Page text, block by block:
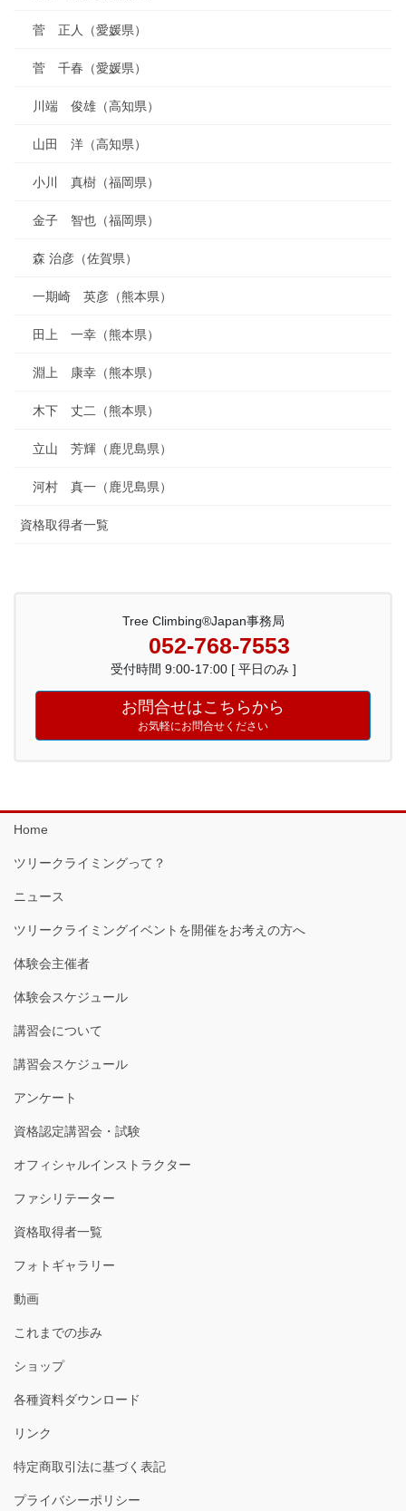
菅 正人（愛媛県）
菅 千春（愛媛県）
川端 俊雄（高知県）
山田 洋（高知県）
小川 真樹（福岡県）
金子 智也（福岡県）
森 治彦（佐賀県）
一期崎 英彦（熊本県）
田上 一幸（熊本県）
淵上 康幸（熊本県）
木下 丈二（熊本県）
立山 芳輝（鹿児島県）
河村 真一（鹿児島県）
資格取得者一覧
Tree Climbing®Japan事務局
052-768-7553
受付時間 9:00-17:00 [ 平日のみ ]
お問合せはこちらから
お気軽にお問合せください
Home
ツリークライミングって？
ニュース
ツリークライミングイベントを開催をお考えの方へ
体験会主催者
体験会スケジュール
講習会について
講習会スケジュール
アンケート
資格認定講習会・試験
オフィシャルインストラクター
ファシリテーター
資格取得者一覧
フォトギャラリー
動画
これまでの歩み
ショップ
各種資料ダウンロード
リンク
特定商取引法に基づく表記
プライバシーポリシー